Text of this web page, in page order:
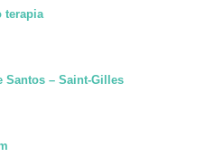
terapia
Santos – Saint-Gilles